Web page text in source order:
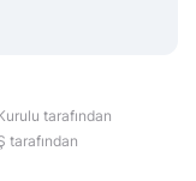
tarafından
tarafından